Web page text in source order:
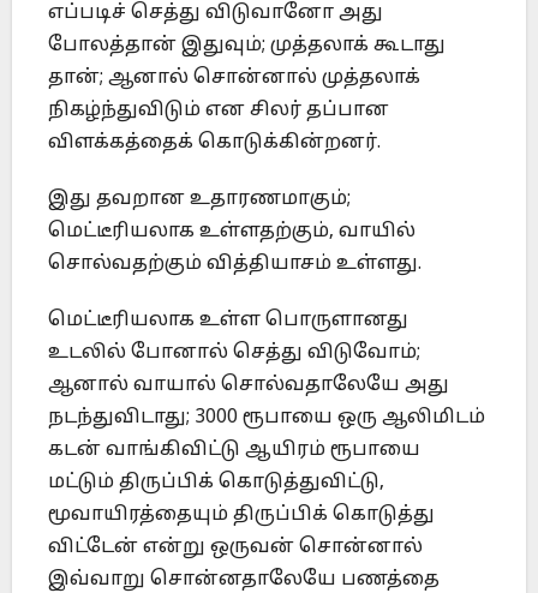
எப்படிச் செத்து விடுவானோ அது
போலத்தான் இதுவும்; முத்தலாக் கூடாது
தான்; ஆனால் சொன்னால் முத்தலாக்
நிகழ்ந்துவிடும் என சிலர் தப்பான
விளக்கத்தைக் கொடுக்கின்றனர்.
இது தவறான உதாரணமாகும்;
மெட்டீரியலாக உள்ளதற்கும், வாயில்
சொல்வதற்கும் வித்தியாசம் உள்ளது.
மெட்டீரியலாக உள்ள பொருளானது
உடலில் போனால் செத்து விடுவோம்;
ஆனால் வாயால் சொல்வதாலேயே அது
நடந்துவிடாது; 3000 ரூபாயை ஒரு ஆலிமிடம்
கடன் வாங்கிவிட்டு ஆயிரம் ரூபாயை
மட்டும் திருப்பிக் கொடுத்துவிட்டு,
மூவாயிரத்தையும் திருப்பிக் கொடுத்து
விட்டேன் என்று ஒருவன் சொன்னால்
இவ்வாறு சொன்னதாலேயே பணத்தை